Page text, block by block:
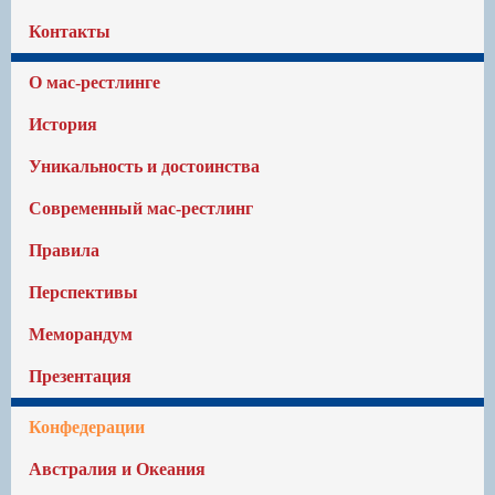
Контакты
О мас-рестлинге
История
Уникальность и достоинства
Современный мас-рестлинг
Правила
Перспективы
Меморандум
Презентация
Конфедерации
Австралия и Океания